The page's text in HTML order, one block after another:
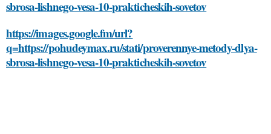
sbrosa-lishnego-vesa-10-prakticheskih-sovetov
https://images.google.fm/url?
q=https://pohudeymax.ru/stati/proverennye-metody-dlya-
sbrosa-lishnego-vesa-10-prakticheskih-sovetov